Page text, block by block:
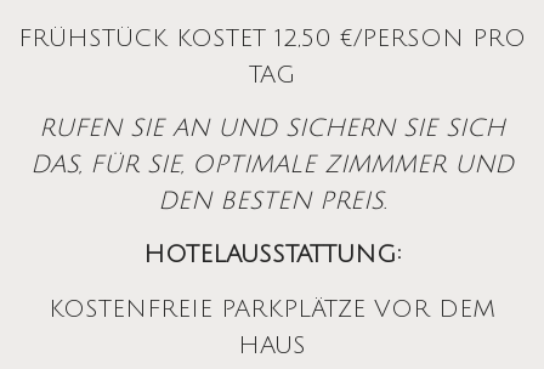
FRÜHSTÜCK KOSTET 12,50 €/PERSON PRO
TAG
RUFEN SIE AN UND SICHERN SIE SICH
DAS, FÜR SIE, OPTIMALE ZIMMMER UND
DEN BESTEN PREIS.
HOTELAUSSTATTUNG:
KOSTENFREIE PARKPLÄTZE VOR DEM
HAUS